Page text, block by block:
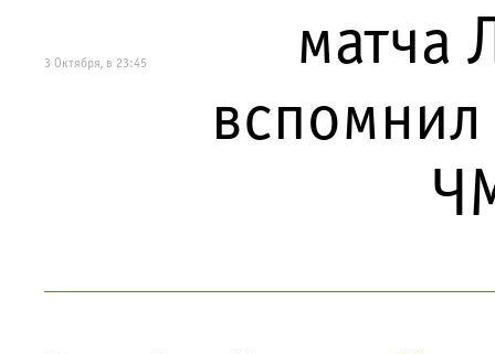
3 Октября, в 23:45
матча